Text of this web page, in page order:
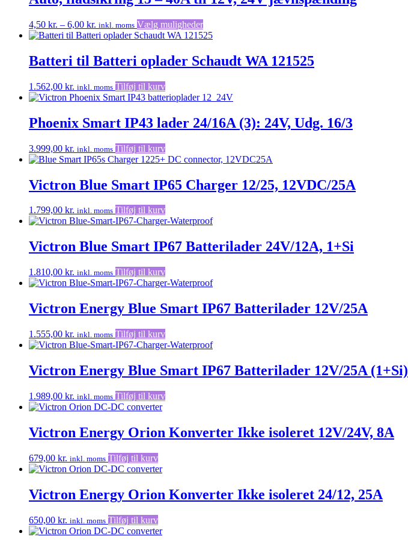
4,50 kr. – 6,00 kr. Prisinterval:
4,50 kr.
6,00 kr.
inkl. moms Vælg mulighederDette
vare
flere
varianter.
vælges
varesiden
Batteri til Batteri oplader Schaudt WA 121525
1.562,00 kr. inkl. moms Tilføj til kurv
Phoenix Smart IP43 lader 24/16A (3): 24V, Udg. 16/3
3.999,00 kr. inkl. moms Tilføj til kurv
Victron Blue Smart IP65 Charger 12/25, 12VDC/25A
1.799,00 kr. inkl. moms Tilføj til kurv
Victron Blue Smart IP67 Batterilader 24V/12A, 1+Si
1.810,00 kr. inkl. moms Tilføj til kurv
Victron Energy Blue Smart IP67 Batterilader 12V/25A
1.555,00 kr. inkl. moms Tilføj til kurv
Victron Energy Blue Smart IP67 Batterilader 12V/25A (1+Si)
1.989,00 kr. inkl. moms Tilføj til kurv
Victron Energy Orion Konverter Ikke isoleret 12V/24V, 8A
679,00 kr. inkl. moms Tilføj til kurv
Victron Energy Orion Konverter Ikke isoleret 24/12, 25A
650,00 kr. inkl. moms Tilføj til kurv